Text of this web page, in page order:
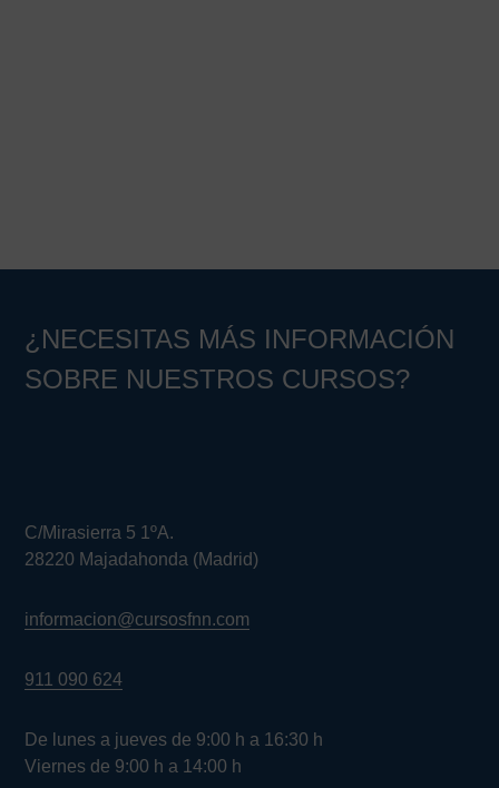
¿NECESITAS MÁS INFORMACIÓN
SOBRE NUESTROS CURSOS?
C/Mirasierra 5 1ºA.
28220 Majadahonda (Madrid)
informacion@cursosfnn.com
911 090 624
De lunes a jueves de 9:00 h a 16:30 h
Viernes de 9:00 h a 14:00 h